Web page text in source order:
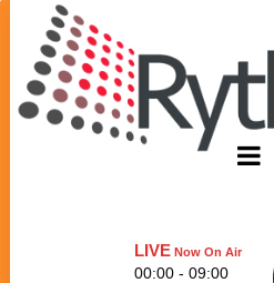
LIVENow On Air
00:00 - 09:00